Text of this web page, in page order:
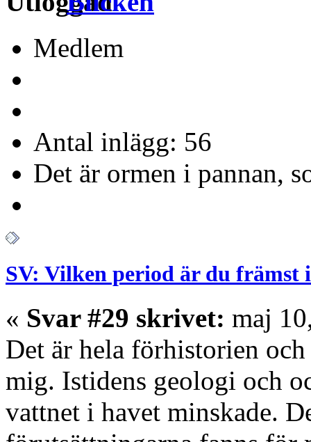
Medlem
Antal inlägg: 56
Det är ormen i pannan,
SV: Vilken period är du främst
« Svar #29 skrivet: maj
Det är hela förhistorien
mig. Istidens geologi och
vattnet i havet minskade.